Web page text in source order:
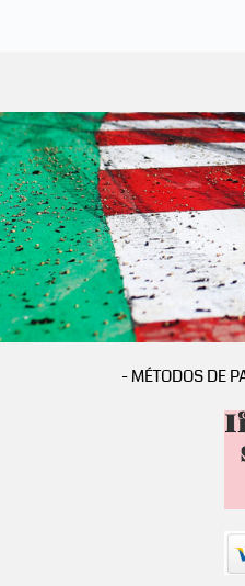
- MÉTODOS DE